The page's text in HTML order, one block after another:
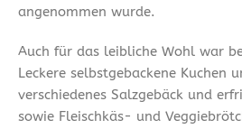
angenommen wurde.
Auch für das leibliche Wohl war
Leckere selbstgebackene Kuchen
verschiedenes Salzgebäck und
sowie Fleischkäs- und